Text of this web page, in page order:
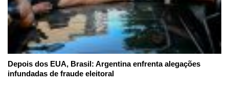
Depois dos EUA, Brasil: Argentina enfrenta alegações
infundadas de fraude eleitoral